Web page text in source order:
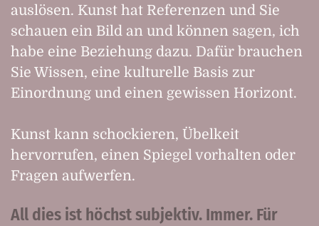
auslösen. Kunst hat Referenzen und Sie
schauen ein Bild an und können sagen, ich
habe eine Beziehung dazu. Dafür brauchen
Sie Wissen, eine kulturelle Basis zur
Einordnung und einen gewissen Horizont.
Kunst kann schockieren, Übelkeit
hervorrufen, einen Spiegel vorhalten oder
Fragen aufwerfen.
All dies ist höchst subjektiv. Immer. Für